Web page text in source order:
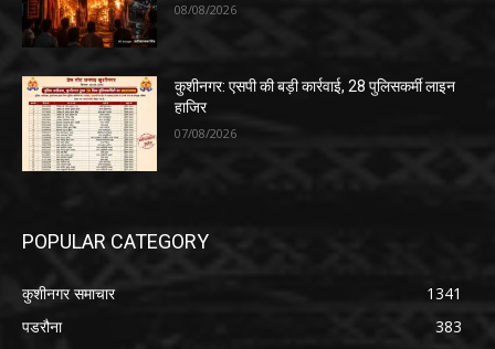
08/08/2026
कुशीनगर: एसपी की बड़ी कार्रवाई, 28 पुलिसकर्मी लाइन
हाजिर
07/08/2026
POPULAR CATEGORY
कुशीनगर समाचार
1341
पडरौना
383